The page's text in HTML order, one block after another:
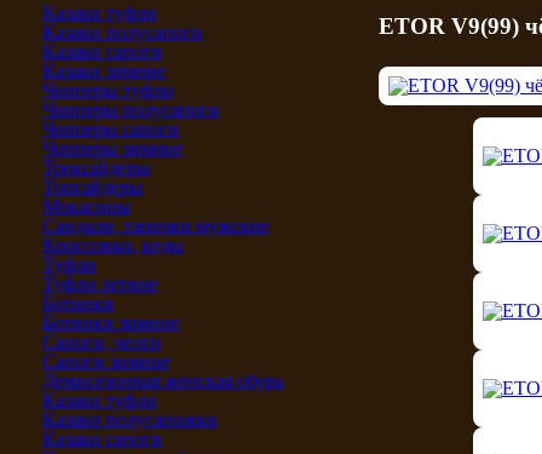
Казаки туфли
Казаки полусапоги
Казаки сапоги
Казаки зимние
Чопперы туфли
Чопперы полусапоги
Чопперы сапоги
Чопперы зимние
Трексайдеры
Топсайдеры
Мокасины
Сандали, тапочки мужские
Кроссовки, кеды
Туфли
Туфли летние
Ботинки
Ботинки зимние
Сапоги, челси
Сапоги зимние
Демисезонная женская обувь
Казаки туфли
Казаки полусапожки
Казаки сапоги
ETOR V9(99)